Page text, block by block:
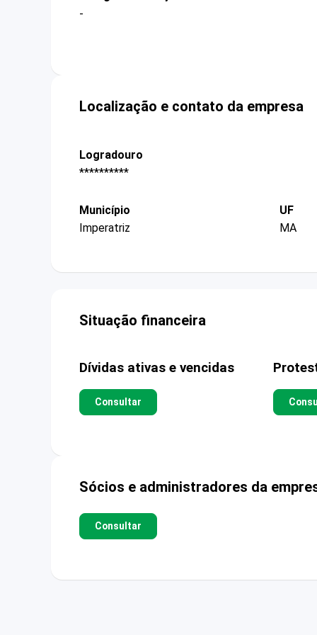
-
Localização e contato da empresa
Logradouro
**********
Município
Imperatriz
UF
MA
Situação financeira
Dívidas ativas e vencidas
Consultar
Sócios e administradores da
Consultar